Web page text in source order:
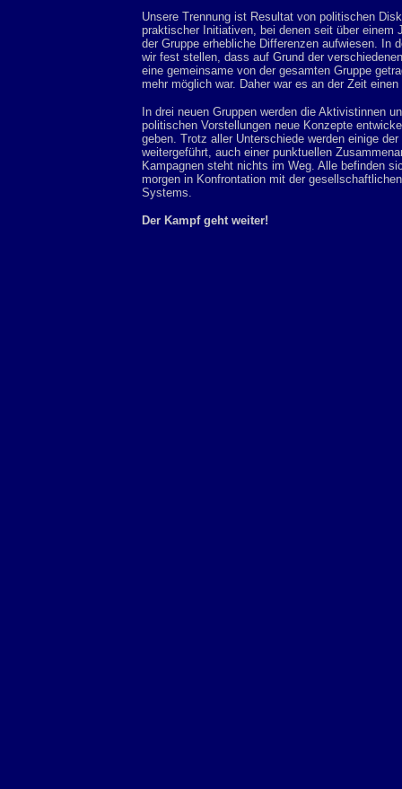
Unsere Trennung ist Resultat von politischen
praktischer Initiativen, bei denen seit über einem
der Gruppe erhebliche Differenzen aufwiesen. In
wir fest stellen, dass auf Grund der
eine gemeinsame von der gesamten Gruppe
mehr möglich war. Daher war es an der Zeit
In drei neuen Gruppen werden die Aktivistinnen
politischen Vorstellungen neue Konzepte
geben. Trotz aller Unterschiede werden einige
weitergeführt, auch einer punktuellen
Kampagnen steht nichts im Weg. Alle befinden
morgen in Konfrontation mit der
Systems.
Der Kampf geht weiter!